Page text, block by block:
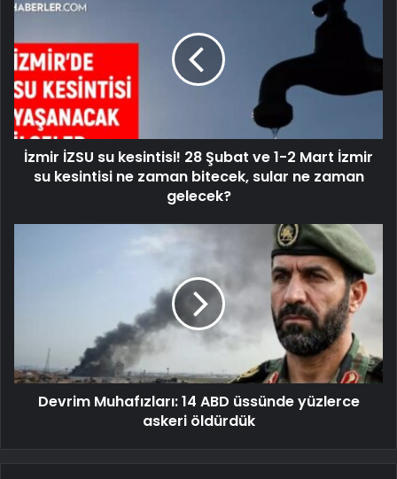
İzmir İZSU su kesintisi! 28 Şubat ve 1-2 Mart İzmir
su kesintisi ne zaman bitecek, sular ne zaman
gelecek?
Devrim Muhafızları: 14 ABD üssünde yüzlerce
askeri öldürdük